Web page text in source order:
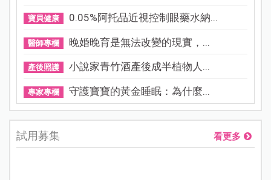
寶貝健康 0.05%阿托品近視控制眼藥水納...
醫師專欄 晚婚晚育是無法改變的現實，...
產後照護 小說家青竹酒產後成半植物人...
專家專欄 守護寶寶的黃金睡眠：為什麼...
試用募集 看更多